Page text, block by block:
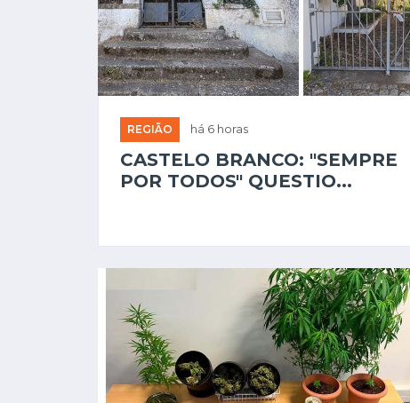
REGIÃO há 6 horas
CASTELO BRANCO: "SEMPRE
POR TODOS" QUESTIO...